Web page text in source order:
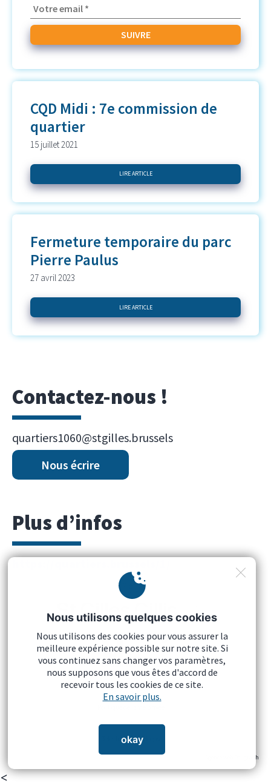
CQD Midi : 7e commission de
quartier
15 juillet 2021
LIRE ARTICLE
Fermeture temporaire du parc
Pierre Paulus
27 avril 2023
LIRE ARTICLE
Contactez-nous !
quartiers1060@stgilles.brussels
Nous écrire
Plus d’infos
Mentions légales
Cookies
Télécharger nos logos
Agence web Deligraph
Nous utilisons quelques cookies
Nous utilisons des cookies pour vous assurer la
meilleure expérience possible sur notre site. Si
vous continuez sans changer vos paramètres,
nous supposons que vous êtes d'accord de
recevoir tous les cookies de ce site.
En savoir plus.
okay
<